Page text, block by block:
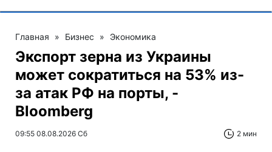
Главная » Бизнес » Экономика
Экспорт зерна из Украины
может сократиться на 53% из-
за атак РФ на порты, -
Bloomberg
09:55 08.08.2026 Сб 2 мин